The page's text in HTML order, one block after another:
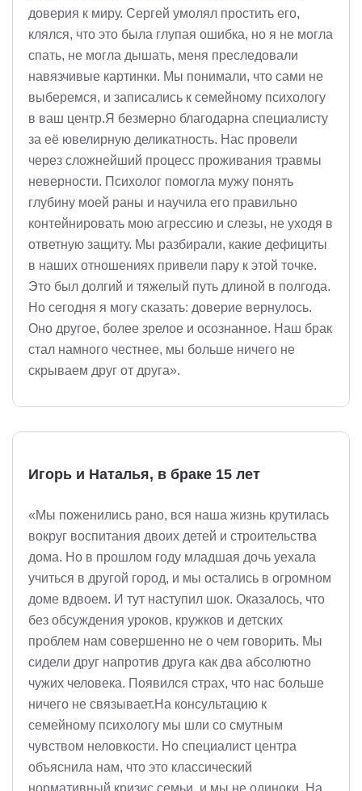
доверия к миру. Сергей умолял простить его,
клялся, что это была глупая ошибка, но я не могла
спать, не могла дышать, меня преследовали
навязчивые картинки. Мы понимали, что сами не
выберемся, и записались к семейному психологу
в ваш центр.Я безмерно благодарна специалисту
за её ювелирную деликатность. Нас провели
через сложнейший процесс проживания травмы
неверности. Психолог помогла мужу понять
глубину моей раны и научила его правильно
контейнировать мою агрессию и слезы, не уходя в
ответную защиту. Мы разбирали, какие дефициты
в наших отношениях привели пару к этой точке.
Это был долгий и тяжелый путь длиной в полгода.
Но сегодня я могу сказать: доверие вернулось.
Оно другое, более зрелое и осознанное. Наш брак
стал намного честнее, мы больше ничего не
скрываем друг от друга».
Игорь и Наталья, в браке 15 лет
«Мы поженились рано, вся наша жизнь крутилась
вокруг воспитания двоих детей и строительства
дома. Но в прошлом году младшая дочь уехала
учиться в другой город, и мы остались в огромном
доме вдвоем. И тут наступил шок. Оказалось, что
без обсуждения уроков, кружков и детских
проблем нам совершенно не о чем говорить. Мы
сидели друг напротив друга как два абсолютно
чужих человека. Появился страх, что нас больше
ничего не связывает.На консультацию к
семейному психологу мы шли со смутным
чувством неловкости. Но специалист центра
объяснила нам, что это классический
нормативный кризис семьи, и мы не одиноки. На